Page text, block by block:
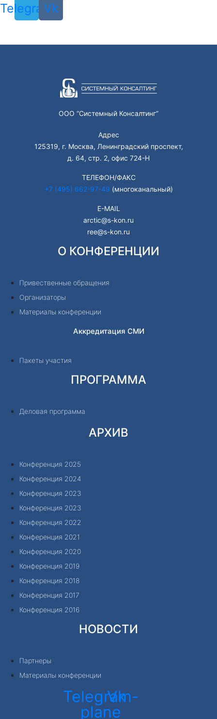
Telegram
Vk
ООО “Системный Консалтинг”
Адрес
125319, г. Москва, Ленинградский проспект,
д. 64, стр. 2, офис 724-Н
ТЕЛЕФОН/ФАКС
+7 (495) 662-97-49 (многоканальный)
E-MAIL
arctic@s-kon.ru
ree@s-kon.ru
О КОНФЕРЕНЦИИ
Привественные обращения
Организаторы
Материалы конференции
Аккредитация СМИ
Пакеты участия
ПРОГРАММА
Деловая программа
АРХИВ
Конференция 2025
Конференция 2024
Конференция 2023
Конференция 2023
Конференция 2022
Конференция 2021
Конференция 2020
Конференция 2019
Конференция 2018
Конференция 2017
Конференция 2016
НОВОСТИ
Партнеры
Материалы конференции
Telegram-
plane
Vk